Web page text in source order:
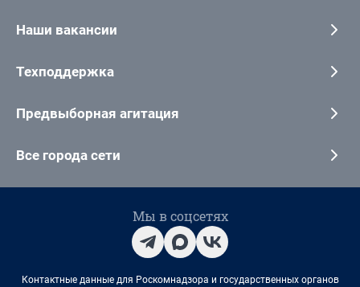
Наши вакансии
Техподдержка
Предвыборная агитация
Все города сети
Мы в соцсетях
Контактные данные для Роскомнадзора и государственных органов